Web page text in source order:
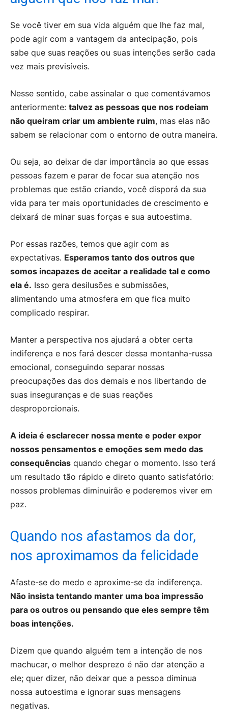
Se você tiver em sua vida alguém que lhe faz mal,
pode agir com a vantagem da antecipação, pois
sabe que suas reações ou suas intenções serão cada
vez mais previsíveis.
Nesse sentido, cabe assinalar o que comentávamos
anteriormente: talvez as pessoas que nos rodeiam
não queiram criar um ambiente ruim, mas elas não
sabem se relacionar com o entorno de outra maneira.
Ou seja, ao deixar de dar importância ao que essas
pessoas fazem e parar de focar sua atenção nos
problemas que estão criando, você disporá da sua
vida para ter mais oportunidades de crescimento e
deixará de minar suas forças e sua autoestima.
Por essas razões, temos que agir com as
expectativas. Esperamos tanto dos outros que
somos incapazes de aceitar a realidade tal e como
ela é. Isso gera desilusões e submissões,
alimentando uma atmosfera em que fica muito
complicado respirar.
Manter a perspectiva nos ajudará a obter certa
indiferença e nos fará descer dessa montanha-russa
emocional, conseguindo separar nossas
preocupações das dos demais e nos libertando de
suas inseguranças e de suas reações
desproporcionais.
A ideia é esclarecer nossa mente e poder expor
nossos pensamentos e emoções sem medo das
consequências quando chegar o momento. Isso terá
um resultado tão rápido e direto quanto satisfatório:
nossos problemas diminuirão e poderemos viver em
paz.
Quando nos afastamos da dor,
nos aproximamos da felicidade
Afaste-se do medo e aproxime-se da indiferença.
Não insista tentando manter uma boa impressão
para os outros ou pensando que eles sempre têm
boas intenções.
Dizem que quando alguém tem a intenção de nos
machucar, o melhor desprezo é não dar atenção a
ele; quer dizer, não deixar que a pessoa diminua
nossa autoestima e ignorar suas mensagens
negativas.